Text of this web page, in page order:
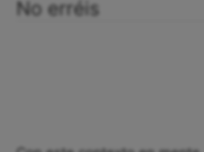
No erréis